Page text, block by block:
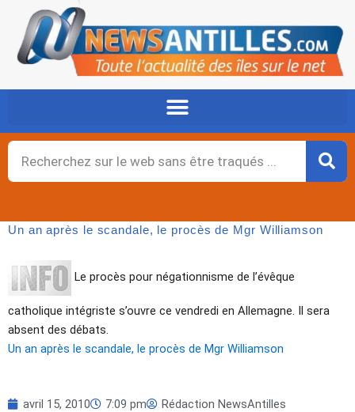
contenu
Rechercher
Un an après le scandale, le procès de Mgr Williamson
Le procès pour négationnisme de l’évêque
catholique intégriste s’ouvre ce vendredi en Allemagne. Il sera
absent des débats.
Un an après le scandale, le procès de Mgr Williamson
avril 15, 2010 7:09 pm Rédaction NewsAntilles